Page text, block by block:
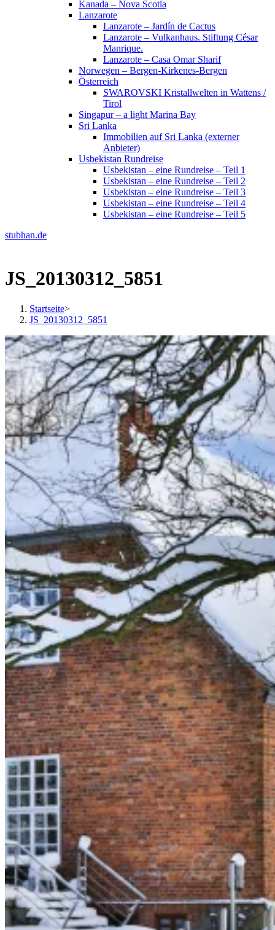
Kanada – Nova Scotia
Lanzarote
Lanzarote – Jardín de Cactus
Lanzarote – Vulkanhaus. Stiftung César
Manrique.
Lanzarote – Casa Omar Sharif
Norwegen – Bergen-Kirkenes-Bergen
Österreich
SWAROVSKI Kristallwelten in Wattens /
Tirol
Singapur – a light Marina Bay
Sri Lanka
Immobilien auf Sri Lanka (externer
Anbieter)
Usbekistan Rundreise
Usbekistan – eine Rundreise – Teil 1
Usbekistan – eine Rundreise – Teil 2
Usbekistan – eine Rundreise – Teil 3
Usbekistan – eine Rundreise – Teil 4
Usbekistan – eine Rundreise – Teil 5
stubhan.de
JS_20130312_5851
Startseite>
JS_20130312_5851